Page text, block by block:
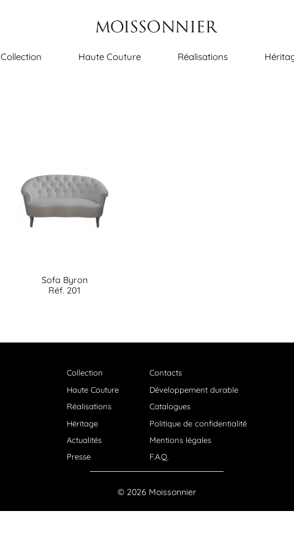
Collection Haute Couture Réalisations
Sofa Byron
Réf. 201
Collection
Haute Couture
Réalisations
Héritage
Actualités
Presse
Contacts
Développement durable
Catalogues
Politique de confidentialité
Mentions légales
F.A.Q.
© 2026 Moissonnier